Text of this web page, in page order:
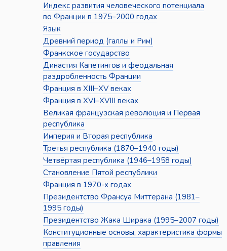
Индекс развития человеческого потенциала
во Франции в 1975–2000 годах
Язык
Древний период (галлы и Рим)
Франкское государство
Династия Капетингов и феодальная
раздробленность Франции
Франция в XIII–XV веках
Франция в XVI–XVIII веках
Великая французская революция и Первая
республика
Империя и Вторая республика
Третья республика (1870–1940 годы)
Четвёртая республика (1946–1958 годы)
Становление Пятой республики
Франция в 1970-х годах
Президентство Франсуа Миттерана (1981–
1995 годы)
Президентство Жака Ширака (1995–2007 годы)
Конституционные основы, характеристика формы
правления